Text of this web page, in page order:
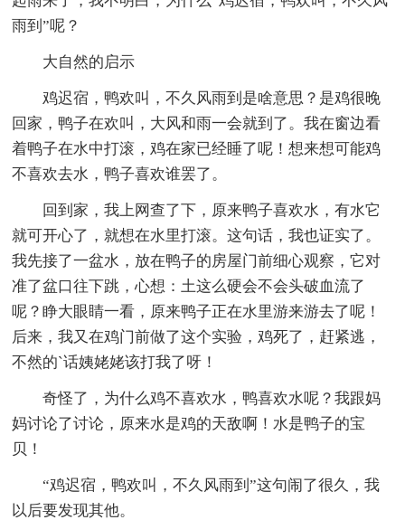
雨到”呢？
大自然的启示
鸡迟宿，鸭欢叫，不久风雨到是啥意思？是鸡很晚
回家，鸭子在欢叫，大风和雨一会就到了。我在窗边看
着鸭子在水中打滚，鸡在家已经睡了呢！想来想可能鸡
不喜欢去水，鸭子喜欢谁罢了。
回到家，我上网查了下，原来鸭子喜欢水，有水它
就可开心了，就想在水里打滚。这句话，我也证实了。
我先接了一盆水，放在鸭子的房屋门前细心观察，它对
准了盆口往下跳，心想：土这么硬会不会头破血流了
呢？睁大眼睛一看，原来鸭子正在水里游来游去了呢！
后来，我又在鸡门前做了这个实验，鸡死了，赶紧逃，
不然的`话姨姥姥该打我了呀！
奇怪了，为什么鸡不喜欢水，鸭喜欢水呢？我跟妈
妈讨论了讨论，原来水是鸡的天敌啊！水是鸭子的宝
贝！
“鸡迟宿，鸭欢叫，不久风雨到”这句闹了很久，我
以后要发现其他。